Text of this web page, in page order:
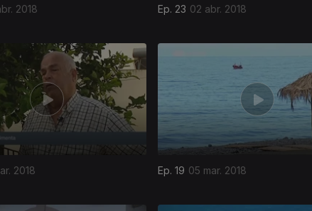
2018 Ep. 23 02 abr. 2018
2018 Ep. 19 05 mar. 2018